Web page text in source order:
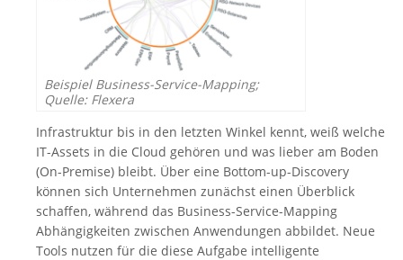
Beispiel Business-Service-Mapping;
Quelle: Flexera
Infrastruktur bis in den letzten Winkel kennt, weiß welche
IT-Assets in die Cloud gehören und was lieber am Boden
(On-Premise) bleibt. Über eine Bottom-up-Discovery
können sich Unternehmen zunächst einen Überblick
schaffen, während das Business-Service-Mapping
Abhängigkeiten zwischen Anwendungen abbildet. Neue
Tools nutzen für die diese Aufgabe intelligente